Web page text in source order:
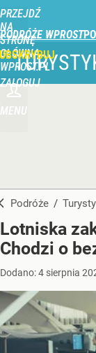
PRZEJDŹ
NA
STRONĘ
GŁÓWNĄ
WPROST.PL
PODRÓŻE WPROST
ZALOGUJ
MENU
Podróże /
Lotniska
Chodzi o
Dodano:4 sierpnia